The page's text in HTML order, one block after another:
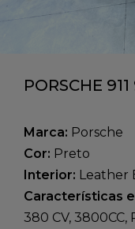
PORSCHE
Marca: Porsche
Cor: Preto
Interior: Leather
Características
380 CV, 3800CC,